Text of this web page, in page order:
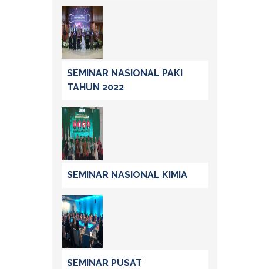
SEMINAR NASIONAL PAKI
TAHUN 2022
SEMINAR NASIONAL KIMIA
SEMINAR PUSAT